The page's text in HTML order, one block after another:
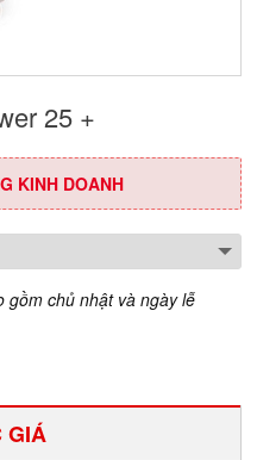
25 +
KINH DOANH
gồm chủ nhật và ngày lễ
GIÁ